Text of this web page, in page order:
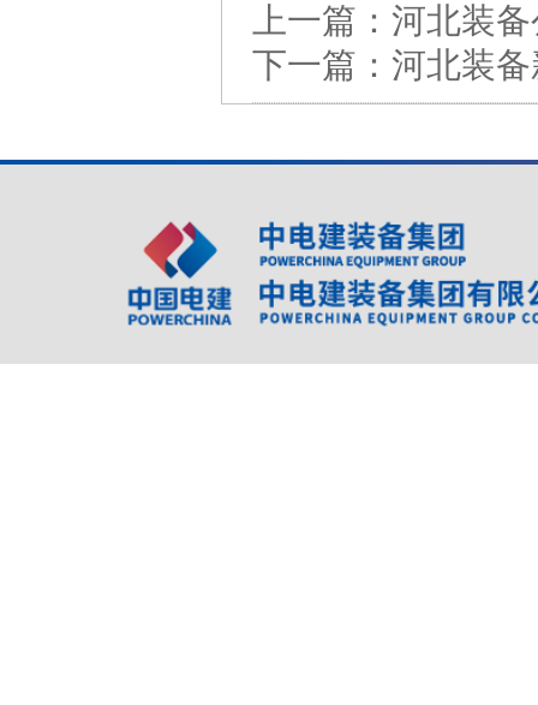
上一篇： 河北装
下一篇： 河北装